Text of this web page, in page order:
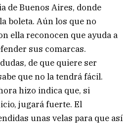
de Buenos Aires, donde
boleta. Aún los que no
ella reconocen que ayuda a
sus comarcas.
de que quiere ser
que no la tendrá fácil.
hizo indica que, si
jugará fuerte. El
unas velas para que así